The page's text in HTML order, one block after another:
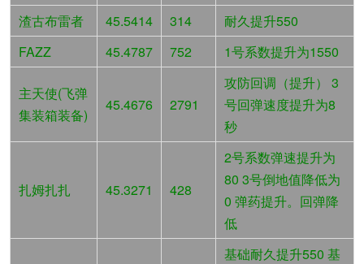
渣古布雷者
45.5414 314
耐久提升550
FAZZ
45.4787 752 1号系数提升为1550
主天使(飞弹
集装箱装备)
45.4676 2791
攻防回调（提升） 3
号回弹速度提升为8
秒
扎姆扎扎 45.3271 428
2号系数弹速提升为
80 3号倒地值降低为
0 弹药提升。回弹降
低
基础耐久提升550 基